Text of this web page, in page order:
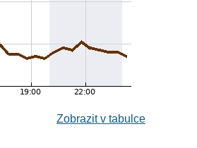
Zobrazit v tabulce